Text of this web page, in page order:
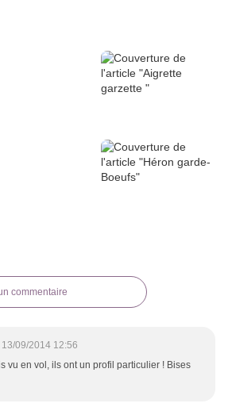
commentaire
13/09/2014 12:56
vu en vol, ils ont un profil particulier ! Bises